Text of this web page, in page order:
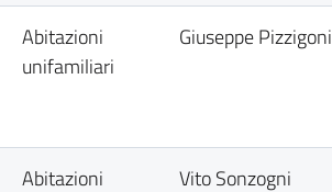
Abitazioni
unifamiliari
Giuseppe Pizzigoni
Abitazioni Vito Sonzogni